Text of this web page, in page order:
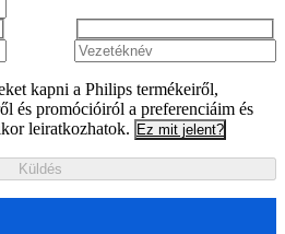
kapni a Philips termékeiről,
és promócióiról a preferenciáim és
leiratkozhatok. Ez mit jelent?
Küldés